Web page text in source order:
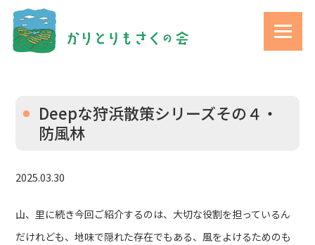
Deepな狩浜散策シリーズその４・
防風林
2025.03.30
山、里に続き今回ご紹介するのは、大切な役割を担っているん
だけれども、地味で隠れた存在でもある、風をよけるためのも